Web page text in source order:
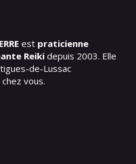
est praticienne
Reikidepuis 2003. Elle
de-Lussac
vous.